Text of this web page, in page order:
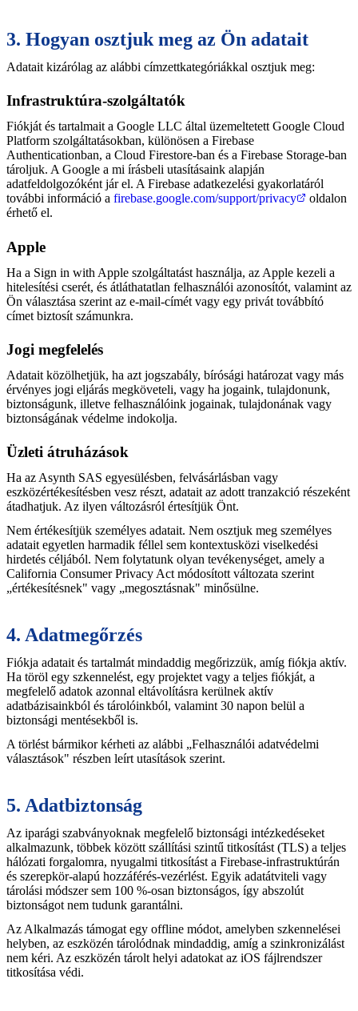
3. Hogyan osztjuk meg az Ön adatait
Adatait kizárólag az alábbi címzettkategóriákkal osztjuk meg:
Infrastruktúra-szolgáltatók
Fiókját és tartalmait a Google LLC által üzemeltetett Google Cloud
Platform szolgáltatásokban, különösen a Firebase
Authenticationban, a Cloud Firestore-ban és a Firebase Storage-ban
tároljuk. A Google a mi írásbeli utasításaink alapján
adatfeldolgozóként jár el. A Firebase adatkezelési gyakorlatáról
további információ a firebase.google.com/support/privacy
oldalon
érhető el.
Apple
Ha a Sign in with Apple szolgáltatást használja, az Apple kezeli a
hitelesítési cserét, és átláthatatlan felhasználói azonosítót, valamint az
Ön választása szerint az e-mail-címét vagy egy privát továbbító
címet biztosít számunkra.
Jogi megfelelés
Adatait közölhetjük, ha azt jogszabály, bírósági határozat vagy más
érvényes jogi eljárás megköveteli, vagy ha jogaink, tulajdonunk,
biztonságunk, illetve felhasználóink jogainak, tulajdonának vagy
biztonságának védelme indokolja.
Üzleti átruházások
Ha az Asynth SAS egyesülésben, felvásárlásban vagy
eszközértékesítésben vesz részt, adatait az adott tranzakció részeként
átadhatjuk. Az ilyen változásról értesítjük Önt.
Nem értékesítjük személyes adatait. Nem osztjuk meg személyes
adatait egyetlen harmadik féllel sem kontextusközi viselkedési
hirdetés céljából. Nem folytatunk olyan tevékenységet, amely a
California Consumer Privacy Act módosított változata szerint
„értékesítésnek" vagy „megosztásnak" minősülne.
4. Adatmegőrzés
Fiókja adatait és tartalmát mindaddig megőrizzük, amíg fiókja aktív.
Ha töröl egy szkennelést, egy projektet vagy a teljes fiókját, a
megfelelő adatok azonnal eltávolításra kerülnek aktív
adatbázisainkból és tárolóinkból, valamint 30 napon belül a
biztonsági mentésekből is.
A törlést bármikor kérheti az alábbi „Felhasználói adatvédelmi
választások" részben leírt utasítások szerint.
5. Adatbiztonság
Az iparági szabványoknak megfelelő biztonsági intézkedéseket
alkalmazunk, többek között szállítási szintű titkosítást (TLS) a teljes
hálózati forgalomra, nyugalmi titkosítást a Firebase-infrastruktúrán
és szerepkör-alapú hozzáférés-vezérlést. Egyik adatátviteli vagy
tárolási módszer sem 100 %-osan biztonságos, így abszolút
biztonságot nem tudunk garantálni.
Az Alkalmazás támogat egy offline módot, amelyben szkennelései
helyben, az eszközén tárolódnak mindaddig, amíg a szinkronizálást
nem kéri. Az eszközén tárolt helyi adatokat az iOS fájlrendszer
titkosítása védi.